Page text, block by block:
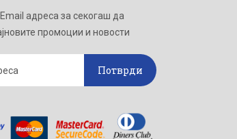
адреса за секогаш да
промоции и новости
Потврди